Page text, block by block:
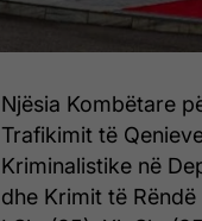
Njësia Kombëtare
Trafikimit të
Kriminalistike në
dhe Krimit të